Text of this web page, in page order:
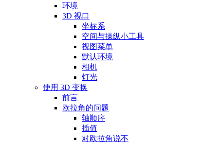
环境
3D 视口
坐标系
空间与操纵小工具
视图菜单
默认环境
相机
灯光
使用 3D 变换
前言
欧拉角的问题
轴顺序
插值
对欧拉角说不